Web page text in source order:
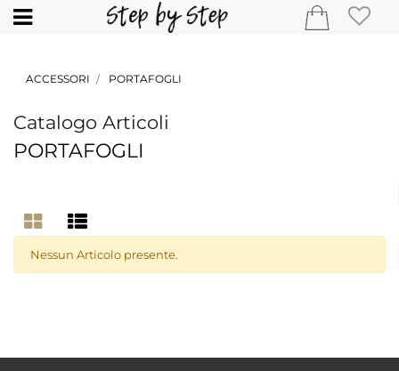
Open
ACCESSORI PORTAFOGLI
Catalogo Articoli
PORTAFOGLI
Nessun Articolo presente.